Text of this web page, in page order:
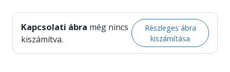
Kapcsolati ábra még nincs
kiszámítva.
Részleges ábra
kiszámítása